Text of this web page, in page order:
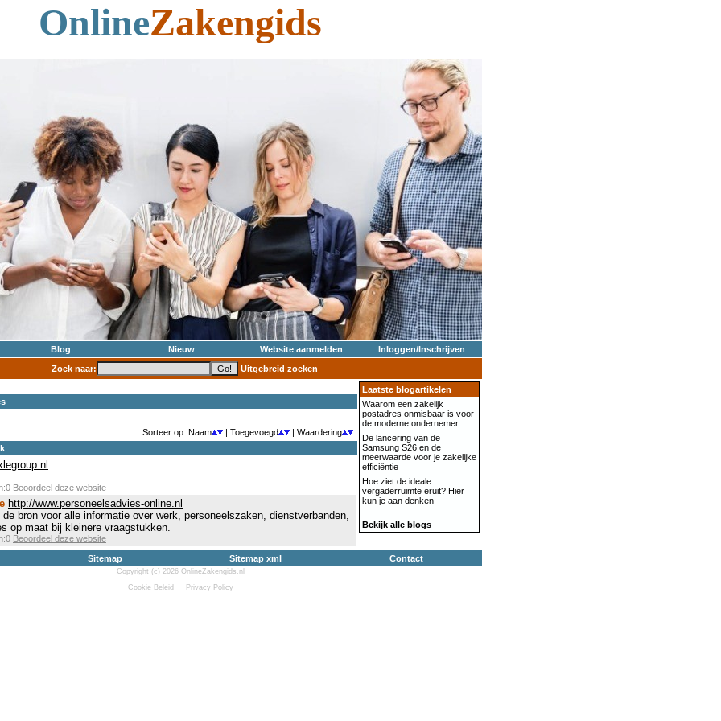
OnlineZakengids
Blog Nieuw Website aanmelden
Inloggen/Inschrijven
Zoek naar:
Uitgebreid zoeken
Sorteer op: Naam | Toegevoegd
| Waardering
Beoordeel deze website
http://www.personeelsadvies-online.nl
bron voor alle informatie over werk, personeelszaken, dienstverbanden,
op maat bij kleinere vraagstukken.
Beoordeel deze website
Laatste blogartikelen
Waarom een zakelijk
postadres onmisbaar is voor
de moderne ondernemer
De lancering van de
Samsung S26 en de
meerwaarde voor je zakelijke
efficiëntie
Hoe ziet de ideale
vergaderruimte eruit? Hier
kun je aan denken
Bekijk alle blogs
Sitemap Sitemap xml Contact
Copyright (c) 2026 OnlineZakengids.nl
Cookie Beleid
Privacy Policy